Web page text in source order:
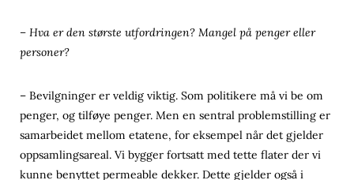
– Hva er den største utfordringen? Mangel på penger eller
personer?
– Bevilgninger er veldig viktig. Som politikere må vi be om
penger, og tilføye penger. Men en sentral problemstilling er
samarbeidet mellom etatene, for eksempel når det gjelder
oppsamlingsareal. Vi bygger fortsatt med tette flater der vi
kunne benyttet permeable dekker. Dette gjelder også i